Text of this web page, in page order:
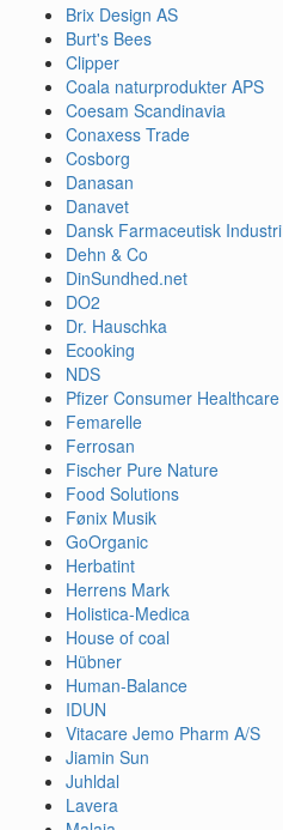
Brix Design AS
Burt's Bees
Clipper
Coala naturprodukter APS
Coesam Scandinavia
Conaxess Trade
Cosborg
Danasan
Danavet
Dansk Farmaceutisk Industri
Dehn & Co
DinSundhed.net
DO2
Dr. Hauschka
Ecooking
NDS
Pfizer Consumer Healthcare
Femarelle
Ferrosan
Fischer Pure Nature
Food Solutions
Fønix Musik
GoOrganic
Herbatint
Herrens Mark
Holistica-Medica
House of coal
Hübner
Human-Balance
IDUN
Vitacare Jemo Pharm A/S
Jiamin Sun
Juhldal
Lavera